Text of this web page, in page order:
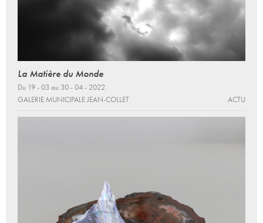
La Matière du Monde
Du 19 - 03 au 30 - 04 - 2022
GALERIE MUNICIPALE JEAN-COLLET
ACTU